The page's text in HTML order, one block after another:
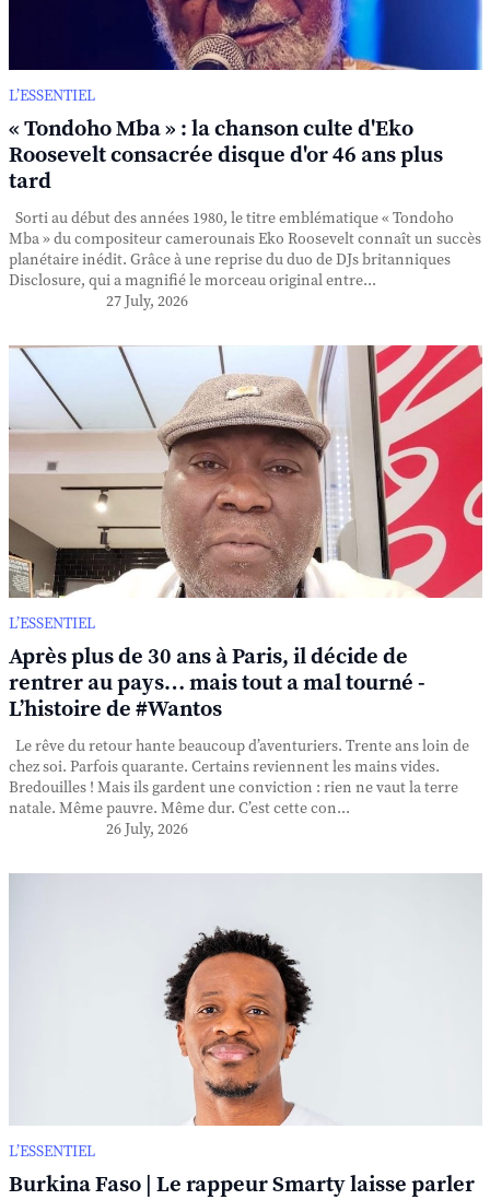
L’ESSENTIEL
« Tondoho Mba » : la chanson culte d'Eko
Roosevelt consacrée disque d'or 46 ans plus
tard
Sorti au début des années 1980, le titre emblématique « Tondoho
Mba » du compositeur camerounais Eko Roosevelt connaît un succès
planétaire inédit. Grâce à une reprise du duo de DJs britanniques
Disclosure, qui a magnifié le morceau original entre...
27 July, 2026
L’ESSENTIEL
Après plus de 30 ans à Paris, il décide de
rentrer au pays… mais tout a mal tourné -
L’histoire de #Wantos
Le rêve du retour hante beaucoup d’aventuriers. Trente ans loin de
chez soi. Parfois quarante. Certains reviennent les mains vides.
Bredouilles ! Mais ils gardent une conviction : rien ne vaut la terre
natale. Même pauvre. Même dur. C’est cette con...
26 July, 2026
L’ESSENTIEL
Burkina Faso | Le rappeur Smarty laisse parler